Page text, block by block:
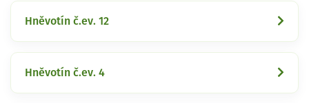
Hněvotín č.ev. 12
Hněvotín č.ev. 4